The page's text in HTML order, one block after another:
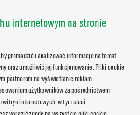
internetowym na stronie
gromadzić i analizować informacje na temat
oraz umożliwić jej funkcjonowanie. Pliki cookie
partnerom na wyświetlanie reklam
użytkowników za pośrednictwem
witryn internetowych, w tym sieci